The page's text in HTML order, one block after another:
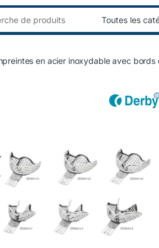
en acier inoxydable avec bords